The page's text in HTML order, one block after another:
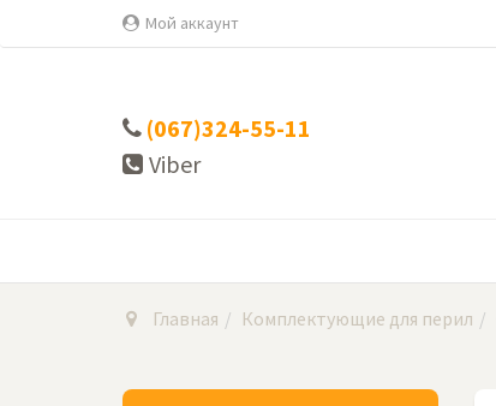
Мой аккаунт
(067)324-55-11
Viber
Главная Комплектующие для перил